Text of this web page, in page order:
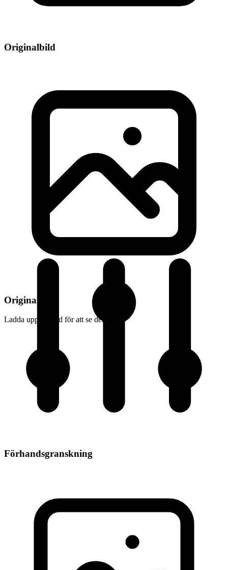
Originalbild
Originalbild
Ladda upp en bild för att se den här
Förhandsgranskning